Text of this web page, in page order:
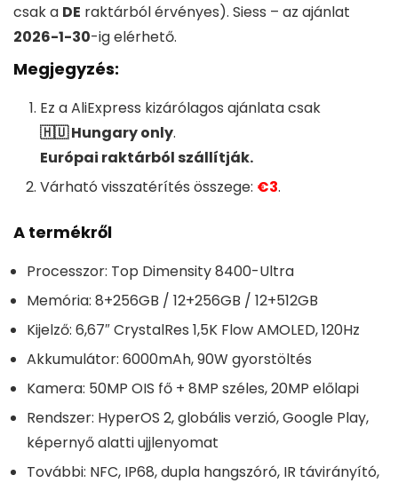
csak a DE raktárból érvényes). Siess – az ajánlat
2026-1-30-ig elérhető.
Megjegyzés:
Ez aAliExpress kizárólagos ajánlata csak
🇭🇺 Hungary only.
Európai raktárból szállítják.
Várható visszatérítés összege: €3.
A termékről
Processzor: Top Dimensity 8400-Ultra
Memória: 8+256GB / 12+256GB / 12+512GB
Kijelző: 6,67″ CrystalRes 1,5K Flow AMOLED, 120Hz
Akkumulátor: 6000mAh, 90W gyorstöltés
Kamera: 50MP OIS fő + 8MP széles, 20MP előlapi
Rendszer: HyperOS 2, globális verzió, Google Play,
képernyő alatti ujjlenyomat
További: NFC, IP68, dupla hangszóró, IR távirányító,